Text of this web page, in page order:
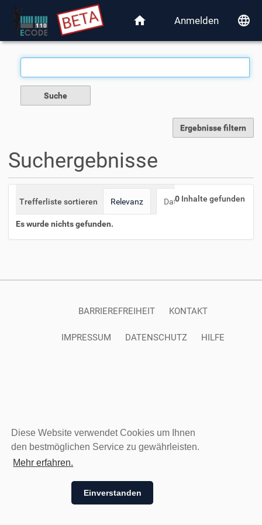
Diese Website verwendet Cookies um Ihnen
den bestmöglichen Service zu gewährleisten.
Mehr erfahren.
Einverstanden
home Anmelden language
Ergebnisse filtern
Suchergebnisse
0 Inhalte gefunden
Trefferliste sortieren Relevanz Datum (neueste zuerst)
Es wurde nichts gefunden.
BARRIEREFREIHEIT KONTAKT
IMPRESSUM DATENSCHUTZ HILFE